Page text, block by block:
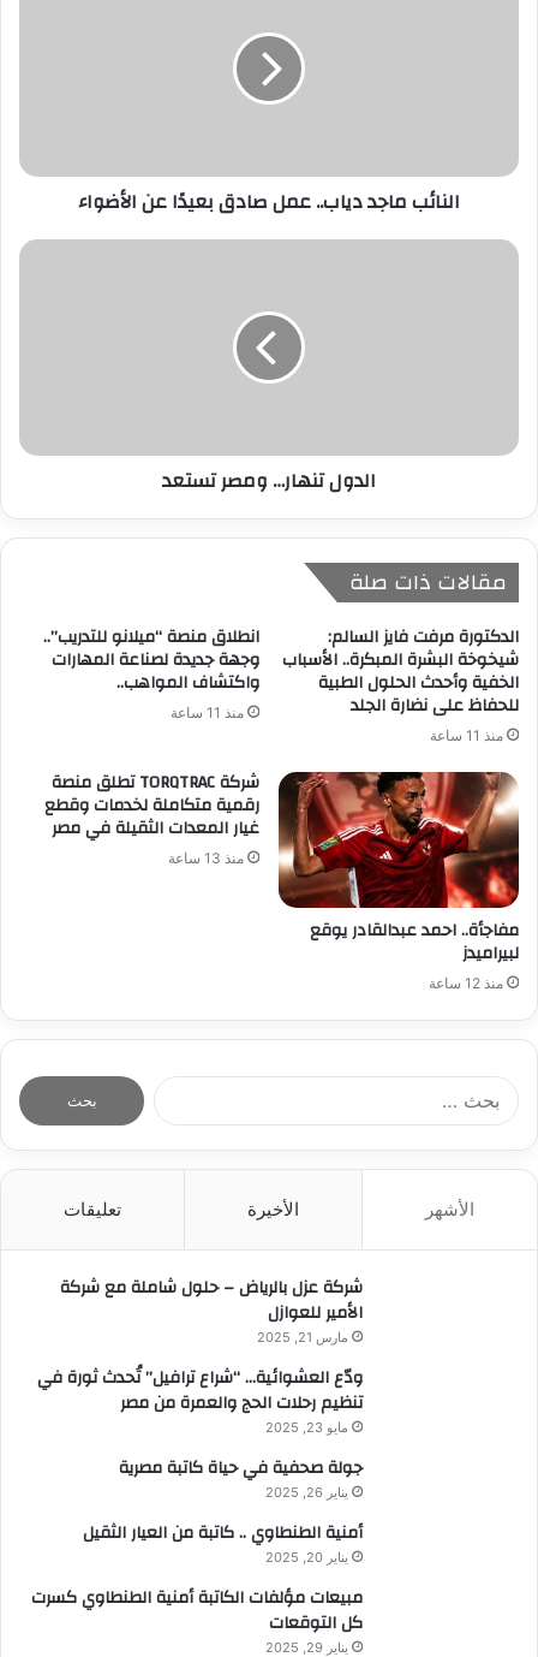
ر
ي
النائب ماجد دياب.. عمل صادق بعيدًا عن الأضواء
الدول تنهار… ومصر تستعد
مقالات ذات صلة
الدكتورة مرفت فايز السالم:
شيخوخة البشرة المبكرة.. الأسباب
الخفية وأحدث الحلول الطبية
للحفاظ على نضارة الجلد
منذ 11 ساعة
انطلاق منصة “ميلانو للتدريب”..
وجهة جديدة لصناعة المهارات
واكتشاف المواهب..
منذ 11 ساعة
مفاجأة.. احمد عبدالقادر يوقع
لبيراميدز
منذ 12 ساعة
شركة TORQTRAC تطلق منصة
رقمية متكاملة لخدمات وقطع
غيار المعدات الثقيلة في مصر
منذ 13 ساعة
الأشهر الأخيرة تعليقات
شركة عزل بالرياض – حلول شاملة مع شركة
الأمير للعوازل
مارس 21, 2025
ودّع العشوائية… “شراع ترافيل” تُحدث ثورة في
تنظيم رحلات الحج والعمرة من مصر
مايو 23, 2025
جولة صحفية في حياة كاتبة مصرية
يناير 26, 2025
أمنية الطنطاوي .. كاتبة من العيار الثقيل
يناير 20, 2025
مبيعات مؤلفات الكاتبة أمنية الطنطاوي كسرت
كل التوقعات
يناير 29, 2025